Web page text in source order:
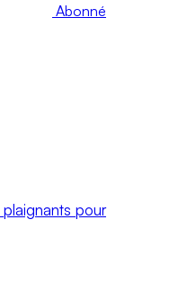
Abonné
pour